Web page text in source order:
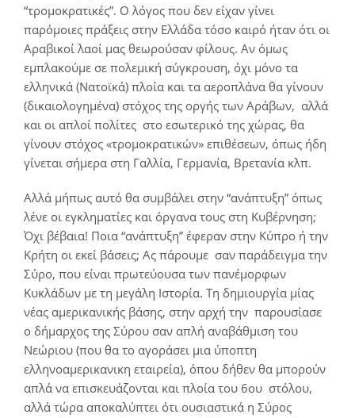
“τρομοκρατικές”. Ο λόγος που δεν είχαν γίνει
παρόμοιες πράξεις στην Ελλάδα τόσο καιρό ήταν ότι οι
Αραβικοί λαοί μας θεωρούσαν φίλους. Αν όμως
εμπλακούμε σε πολεμική σύγκρουση, όχι μόνο τα
ελληνικά (Νατοϊκά) πλοία και τα αεροπλάνα θα γίνουν
(δικαιολογημένα) στόχος της οργής των Αράβων, αλλά
και οι απλοί πολίτες στο εσωτερικό της χώρας, θα
γίνουν στόχος «τρομοκρατικών» επιθέσεων, όπως ήδη
γίνεται σήμερα στη Γαλλία, Γερμανία, Βρετανία κλπ.
Αλλά μήπως αυτό θα συμβάλει στην “ανάπτυξη” όπως
λένε οι εγκληματίες και όργανα τους στη Κυβέρνηση;
Όχι βέβαια! Ποια “ανάπτυξη” έφεραν στην Κύπρο ή την
Κρήτη οι εκεί βάσεις; Ας πάρουμε σαν παράδειγμα την
Σύρο, που είναι πρωτεύουσα των πανέμορφων
Κυκλάδων με τη μεγάλη Ιστορία. Τη δημιουργία μίας
νέας αμερικανικής βάσης, στην αρχή την παρουσίασε
ο δήμαρχος της Σύρου σαν απλή αναβάθμιση του
Νεώριου (που θα το αγοράσει μια ύποπτη
ελληνοαμερικανικη εταιρεία), όπου δήθεν θα μπορούν
απλά να επισκευάζονται και πλοία του 6ου στόλου,
αλλά τώρα αποκαλύπτει ότι ουσιαστικά η Σύρος